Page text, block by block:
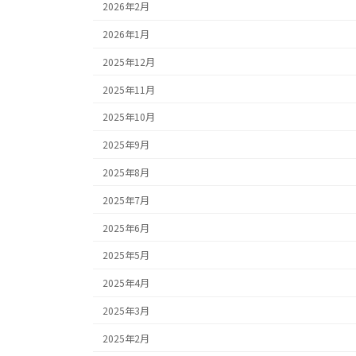
2026年2月
2026年1月
2025年12月
2025年11月
2025年10月
2025年9月
2025年8月
2025年7月
2025年6月
2025年5月
2025年4月
2025年3月
2025年2月